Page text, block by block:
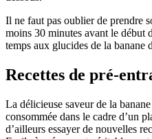
Il ne faut pas oublier de prendre
moins 30 minutes avant le début
temps aux glucides de la banane
Recettes de pré-
La délicieuse saveur de la
consommée dans le cadre d’un
d’ailleurs essayer de nouvelles